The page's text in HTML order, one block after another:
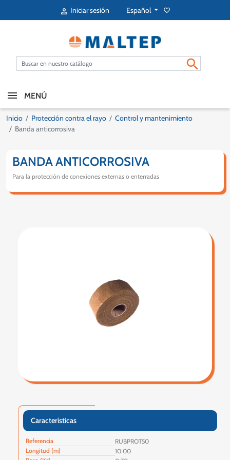
 Iniciar sesión Español favorite_border

MENÚ
Inicio Protección contra el rayo
Control y mantenimiento
Banda anticorrosiva
BANDA ANTICORROSIVA
Para la protección de conexiones externas o enterradas
Características
Referencia
RUBPROT50
Longitud (m)
10.00